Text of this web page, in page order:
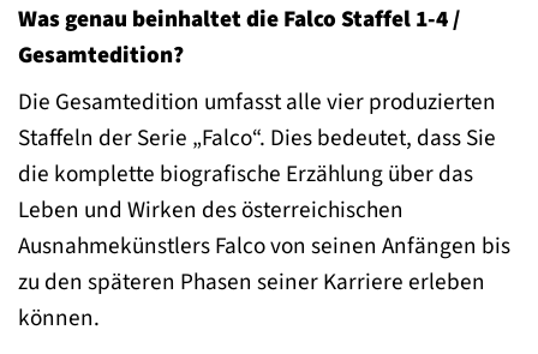
Was genau beinhaltet die Falco Staffel 1-4 /
Gesamtedition?
Die Gesamtedition umfasst alle vier produzierten
Staffeln der Serie „Falco“. Dies bedeutet, dass Sie
die komplette biografische Erzählung über das
Leben und Wirken des österreichischen
Ausnahmekünstlers Falco von seinen Anfängen bis
zu den späteren Phasen seiner Karriere erleben
können.